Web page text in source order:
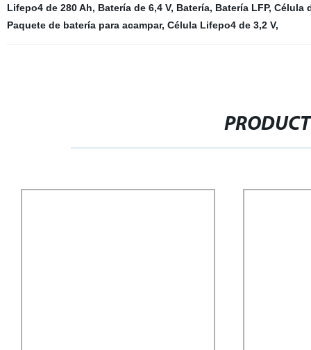
Lifepo4 de 280 Ah, Batería de 6,4 V, Batería, Batería LFP, Célula
Paquete de batería para acampar, Célula Lifepo4 de 3,2 V,